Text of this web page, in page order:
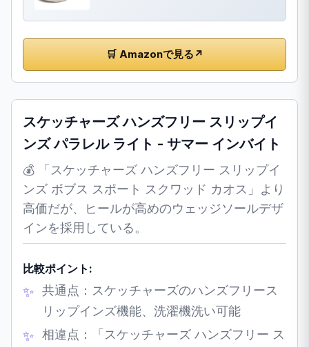
🛒 Amazonで見る ↗
スケッチャーズ ハンズフリー スリップイ
ンズ パラレル ライト - サマー インバイト
💰 「スケッチャーズ ハンズフリー スリップイ
ンズ ボブス スポート スクワッド カオス」より
高価だが、ヒールが高めのウェッジソールデザ
インを採用している。
比較ポイント:
共通点：スケッチャーズのハンズフリース
リップインズ機能、洗濯機洗い可能
相違点：「スケッチャーズ ハンズフリー ス